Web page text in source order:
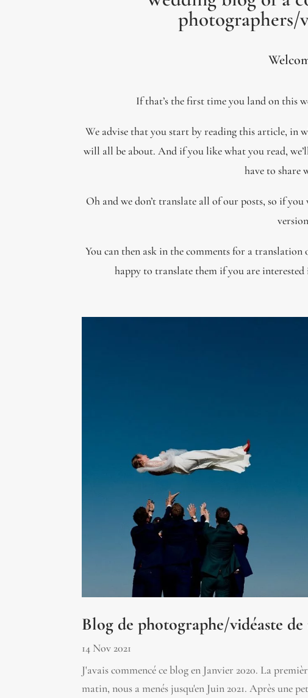
photographers/
If that’s the first time you land on this
We advise that you start by reading this article, in
will all be about. And if you like what you read,
have to share
Oh and we don’t translate all of our posts, so if
You can then ask in the comments for a translation
happy to translate them if you are
Blog de photographe/vidéaste de
14 Nov 2021
J'avais commencé ce blog en Janvier 2020. La
matin, nous a menés jusqu'en Juin 2021. Après une